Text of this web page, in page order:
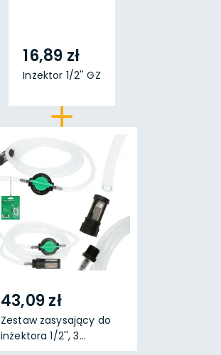
16,89 zł
Inżektor 1/2'' GZ
43,09 zł
Zestaw zasysający do
inżektora 1/2'', 3...